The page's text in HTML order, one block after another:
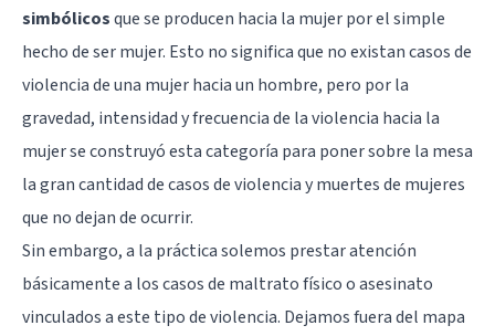
simbólicosque se producen hacia la mujer por el simple
hecho de ser mujer. Esto no significa que no existan casos de
violencia de una mujer hacia un hombre, pero por la
gravedad, intensidad y frecuencia de la violencia hacia la
mujer se construyó esta categoría para poner sobre la mesa
la gran cantidad de casos de violencia y muertes de mujeres
que no dejan de ocurrir.
Sin embargo, a la práctica solemos prestar atención
básicamente a los casos de maltrato físico o asesinato
vinculados a este tipo de violencia. Dejamos fuera del mapa